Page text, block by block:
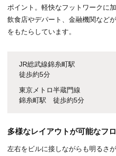
ポイント。軽快なフットワークに
飲食店やデパート、金融機関など
をもたらしています。
JR総武線錦糸町駅
徒歩約5分
東京メトロ半蔵門線
錦糸町駅 徒歩約5分
多様なレイアウトが可能なフ
左右をビルに接しながらも明るさ